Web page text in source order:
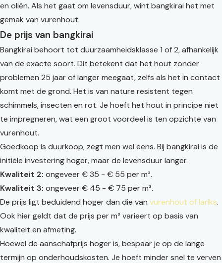
en oliën. Als het gaat om levensduur, wint bangkirai het met
gemak van vurenhout.
De prijs van bangkirai
Bangkirai behoort tot duurzaamheidsklasse 1 of 2, afhankelijk
van de exacte soort. Dit betekent dat het hout zonder
problemen 25 jaar of langer meegaat, zelfs als het in contact
komt met de grond. Het is van nature resistent tegen
schimmels, insecten en rot. Je hoeft het hout in principe niet
te impregneren, wat een groot voordeel is ten opzichte van
vurenhout.
Goedkoop is duurkoop, zegt men wel eens. Bij bangkirai is de
initiële investering hoger, maar de levensduur langer.
Kwaliteit 2: ongeveer € 35 - € 55 per m³.
Kwaliteit 3: ongeveer € 45 - € 75 per m³.
De prijs ligt beduidend hoger dan die van vurenhout of lariks.
Ook hier geldt dat de prijs per m³ varieert op basis van
kwaliteit en afmeting.
Hoewel de aanschafprijs hoger is, bespaar je op de lange
termijn op onderhoudskosten. Je hoeft minder snel te verven